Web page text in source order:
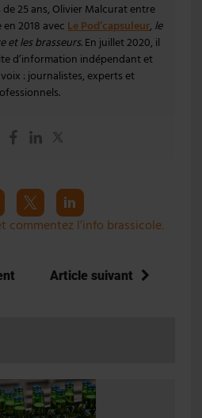
25 ans, Olivier Malcurat entre
en 2018 avec Le Pod’capsuleur, le
et les brasseurs. En juillet 2020, il
d’information indépendant et
: journalistes, experts et
commentez l’info brassicole.
Article suivant